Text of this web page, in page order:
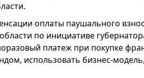
оплаты паушального
по инициативе
платеж при покупке
использовать бизнес-